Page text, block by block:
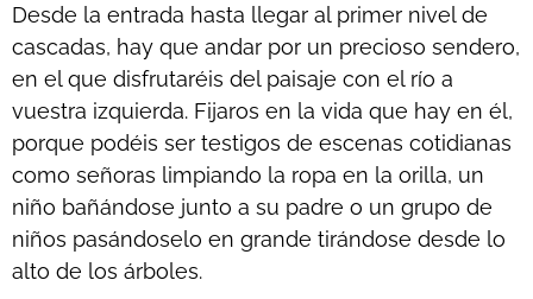
Desde la entrada hasta llegar al primer nivel de
cascadas, hay que andar por un precioso sendero,
en el que disfrutaréis del paisaje con el río a
vuestra izquierda. Fijaros en la vida que hay en él,
porque podéis ser testigos de escenas cotidianas
como señoras limpiando la ropa en la orilla, un
niño bañándose junto a su padre o un grupo de
niños pasándoselo en grande tirándose desde lo
alto de los árboles.